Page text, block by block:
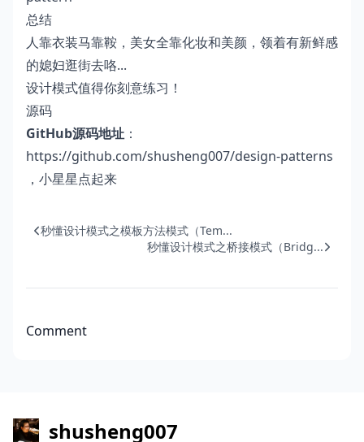
总结
人靠衣装马靠鞍，美女全靠化妆和美颜，领着有新鲜感
的媳妇逛街去咯...
设计模式值得你刻意练习！
源码
GitHub源码地址 ：
https://github.com/shusheng007/design-patterns
，小星星点起来
秒懂设计模式之模板方法模式（Tem...
秒懂设计模式之桥接模式（Bridg...
Comment
shusheng007